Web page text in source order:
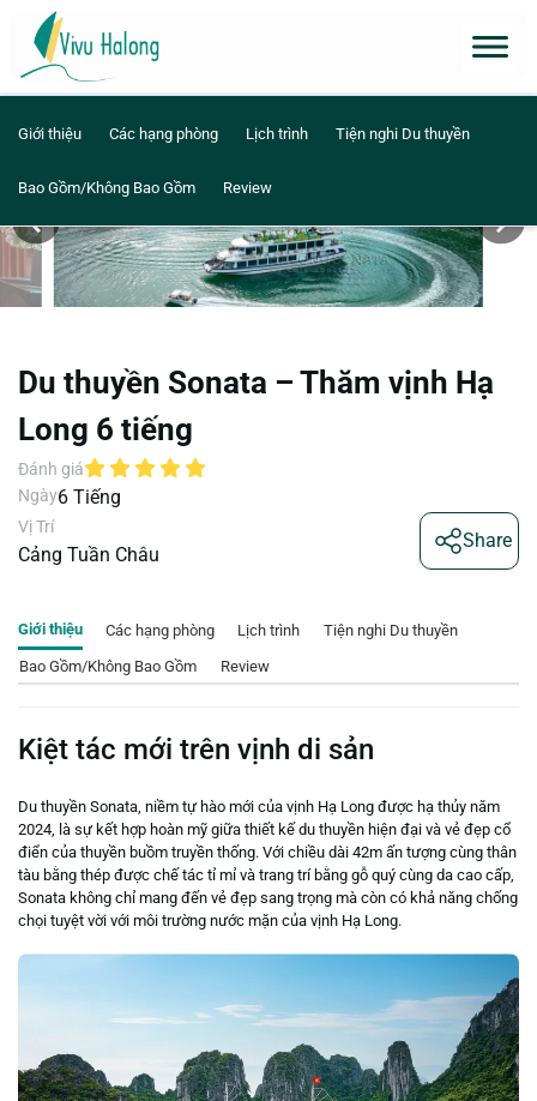
Giới thiệu Các hạng phòng Lịch trình Tiện nghi Du thuyền
Bao Gồm/Không Bao Gồm Review
Du thuyền Sonata – Thăm vịnh Hạ
Long 6 tiếng
Đánh giá
Ngày6 Tiếng
Vị Trí
Cảng Tuần Châu
Share
Giới thiệu Các hạng phòng Lịch trình
Tiện nghi Du thuyền
Bao Gồm/Không Bao Gồm
Review
Kiệt tác mới trên vịnh di sản
Du thuyền Sonata, niềm tự hào mới của vịnh Hạ Long được hạ thủy năm
2024, là sự kết hợp hoàn mỹ giữa thiết kế du thuyền hiện đại và vẻ đẹp cổ
điển của thuyền buồm truyền thống. Với chiều dài 42m ấn tượng cùng thân
tàu bằng thép được chế tác tỉ mỉ và trang trí bằng gỗ quý cùng da cao cấp,
Sonata không chỉ mang đến vẻ đẹp sang trọng mà còn có khả năng chống
chọi tuyệt vời với môi trường nước mặn của vịnh Hạ Long.